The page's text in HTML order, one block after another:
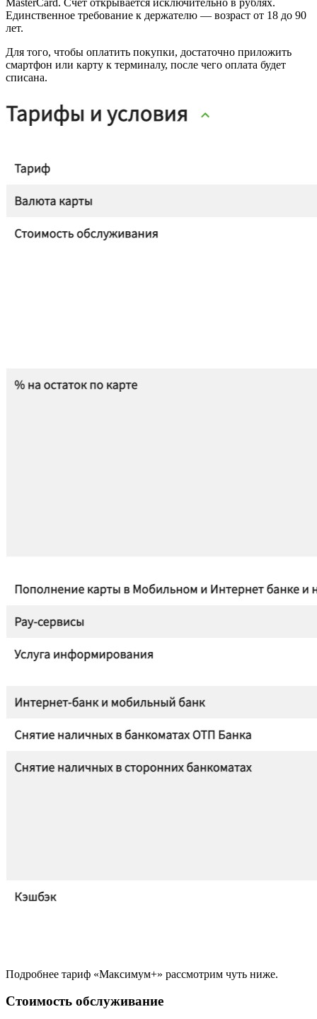
Единственное требование к держателю — возраст от 18 до 90
лет.
Для того, чтобы оплатить покупки, достаточно приложить
смартфон или карту к терминалу, после чего оплата будет
списана.
Подробнее тариф «Максимум+» рассмотрим чуть ниже.
Стоимость обслуживание